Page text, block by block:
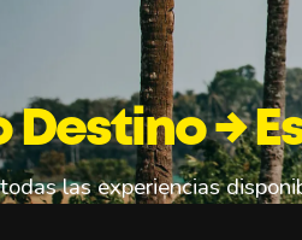
Destino →
las experiencias